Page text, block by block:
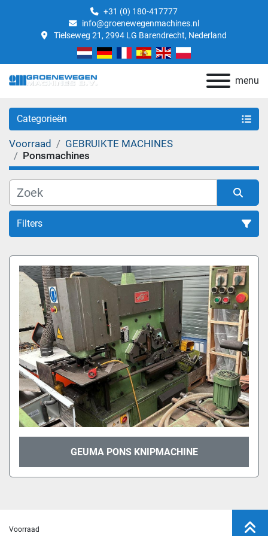
+31 (0) 180-417777
info@groenewegenmachines.nl
Tielseweg 21, 2994 LG Barendrecht, Nederland
menu
Categorieën
Voorraad
GEBRUIKTE MACHINES
Ponsmachines
Filters
GEUMA PONS KNIPMACHINE
Voorraad